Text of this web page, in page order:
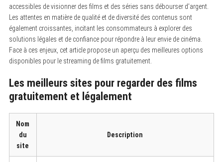
accessibles de visionner des films et des séries sans débourser d’argent.
Les attentes en matière de qualité et de diversité des contenus sont
également croissantes, incitant les consommateurs à explorer des
solutions légales et de confiance pour répondre à leur envie de cinéma.
Face à ces enjeux, cet article propose un aperçu des meilleures options
disponibles pour le streaming de films gratuitement.
Les meilleurs sites pour regarder des films
gratuitement et légalement
Nom
du
site
Description